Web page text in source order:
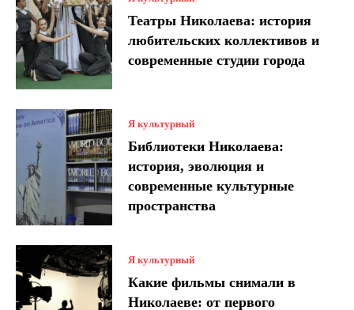
Театры Николаева: история
любительских коллективов и
современные студии города
Я культурный
Библиотеки Николаева:
история, эволюция и
современные культурные
пространства
Я культурный
Какие фильмы снимали в
Николаеве: от первого